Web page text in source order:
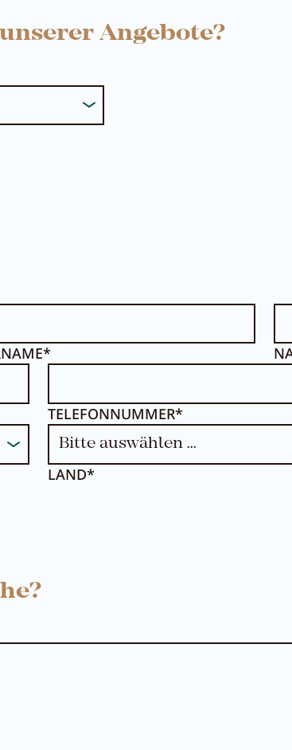
Angebote?
TELEFONNUMMER*
LAND*